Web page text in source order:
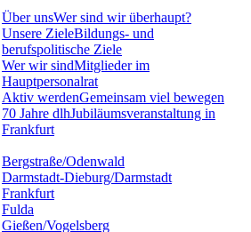
Über unsWer sind wir überhaupt?
Unsere ZieleBildungs- und
berufspolitische Ziele
Wer wir sindMitglieder im
Hauptpersonalrat
Aktiv werdenGemeinsam viel bewegen
70 Jahre dlhJubiläumsveranstaltung in
Frankfurt
Bergstraße/Odenwald
Darmstadt-Dieburg/Darmstadt
Frankfurt
Fulda
Gießen/Vogelsberg